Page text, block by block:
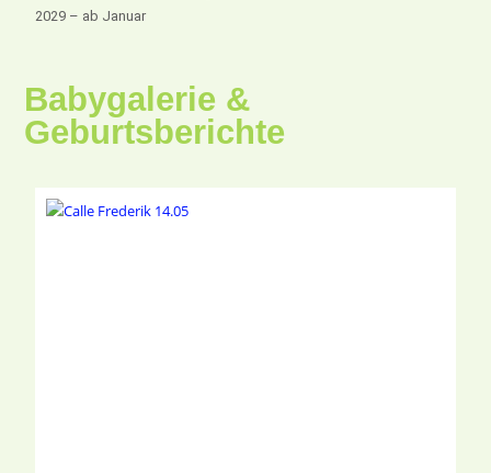
2029 – ab Januar
Babygalerie &
Geburtsberichte